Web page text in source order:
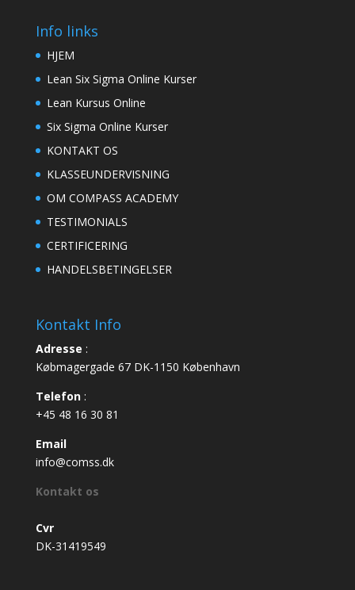
Info links
HJEM
Lean Six Sigma Online Kurser
Lean Kursus Online
Six Sigma Online Kurser
KONTAKT OS
KLASSEUNDERVISNING
OM COMPASS ACADEMY
TESTIMONIALS
CERTIFICERING
HANDELSBETINGELSER
Kontakt Info
Adresse :
Købmagergade 67 DK-1150 København
Telefon:
+45 48 16 30 81
Email
info@comss.dk
Kontakt os
Cvr
DK-31419549